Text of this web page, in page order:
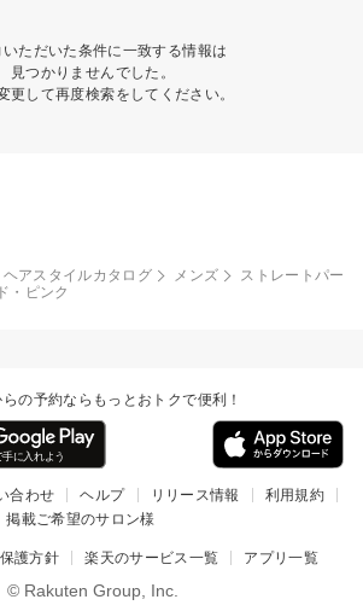
いただいた条件に一致する情報は
見つかりませんでした。
更して再度検索をしてください。
ヘアスタイルカタログ メンズ
ストレートパー
・ピンク
の予約ならもっとおトクで便利！
合わせ ヘルプ リリース情報
利用規約
掲載ご希望のサロン様
護方針 楽天のサービス一覧 アプリ一覧
© Rakuten Group, Inc.